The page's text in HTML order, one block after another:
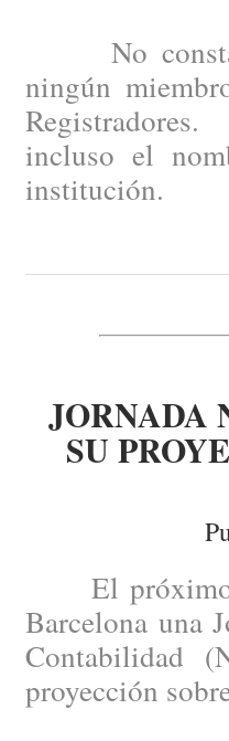
No consta
ningún
incluso el
institución.
JORNADA
SU
El próximo
Barcelona una
Contabilidad
proyección